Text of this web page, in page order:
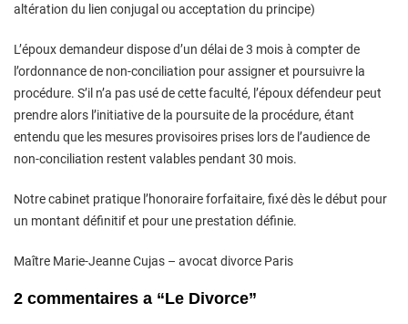
altération du lien conjugal ou acceptation du principe)
L’époux demandeur dispose d’un délai de 3 mois à compter de
l’ordonnance de non-conciliation pour assigner et poursuivre la
procédure. S’il n’a pas usé de cette faculté, l’époux défendeur peut
prendre alors l’initiative de la poursuite de la procédure, étant
entendu que les mesures provisoires prises lors de l’audience de
non-conciliation restent valables pendant 30 mois.
Notre cabinet pratique l’honoraire forfaitaire, fixé dès le début pour
un montant définitif et pour une prestation définie.
Maître Marie-Jeanne Cujas – avocat divorce Paris
2 commentaires a “Le Divorce”